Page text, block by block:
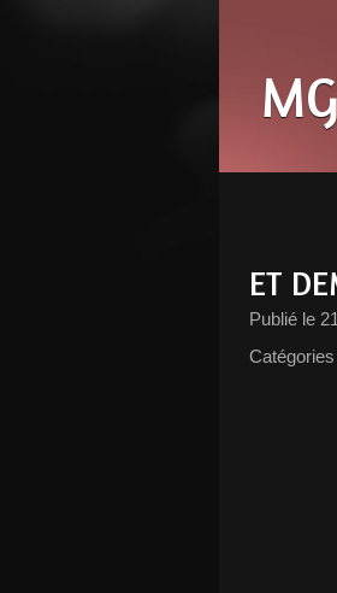
ET
Publié le
Catégories